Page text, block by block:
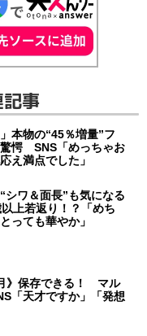
事
本物の“45％増量”フ
驚愕 SNS「めっちゃお
え満点でした」
ワ＆面長”も気になる
上若返り！？「めち
っても華やか」
》保存できる！ マル
「天才ですか」「発想